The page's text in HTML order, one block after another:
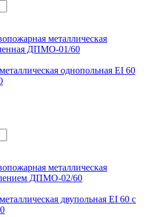
однопольная EI 60
двупольная EI 60 с